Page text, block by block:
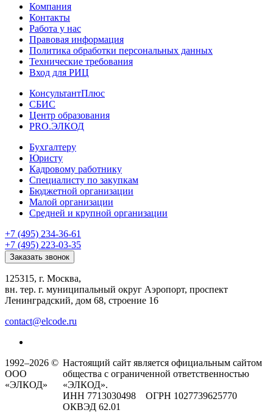
Компания
Контакты
Работа у нас
Правовая информация
Политика обработки персональных данных
Технические требования
Вход для РИЦ
КонсультантПлюс
СБИС
Центр образования
PRO.ЭЛКОД
Бухгалтеру
Юристу
Кадровому работнику
Специалисту по закупкам
Бюджетной организации
Малой организации
Средней и крупной организации
+7 (495) 234-36-61
+7 (495) 223-03-35
Заказать звонок
125315, г. Москва,
вн. тер. г. муниципальный округ Аэропорт, проспект
Ленинградский, дом 68, строение 16
contact@elcode.ru
1992–2026 ©
ООО
«ЭЛКОД»
Настоящий сайт является официальным сайтом
общества с ограниченной ответственностью
«ЭЛКОД».
ИНН 7713030498 ОГРН 1027739625770
ОКВЭД 62.01